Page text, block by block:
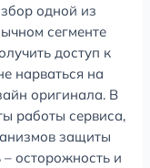
одной из
сегменте
доступ к
нарваться на
оригинала. В
работы сервиса,
защиты
– осторожность и